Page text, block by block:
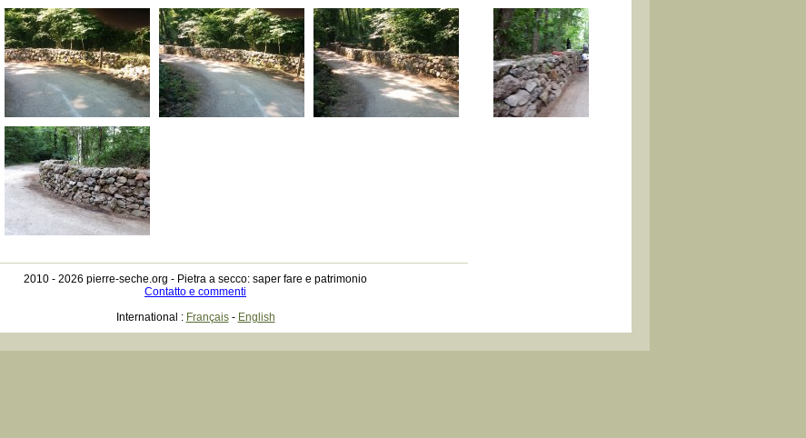
2010 - 2026 pierre-seche.org - Pietra a secco: saper fare e patrimonio
Contatto e commenti
International : Français- English